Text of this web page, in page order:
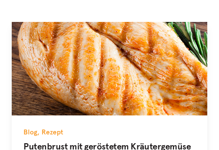
Blog, Rezept
Putenbrust mit geröstetem Kräutergemüse